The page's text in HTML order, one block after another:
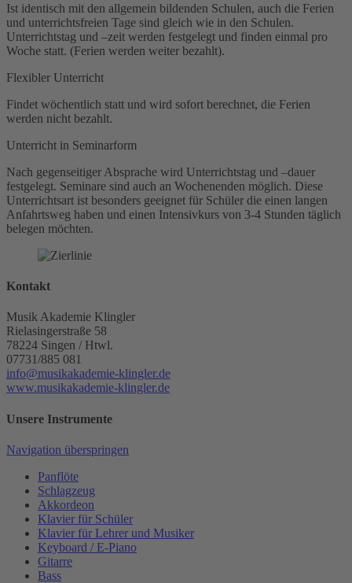
Ist identisch mit den allgemein bildenden Schulen, auch die Ferien
und unterrichtsfreien Tage sind gleich wie in den Schulen.
Unterrichtstag und –zeit werden festgelegt und finden einmal pro
Woche statt. (Ferien werden weiter bezahlt).
Flexibler Unterricht
Findet wöchentlich statt und wird sofort berechnet, die Ferien
werden nicht bezahlt.
Unterricht in Seminarform
Nach gegenseitiger Absprache wird Unterrichtstag und –dauer
festgelegt. Seminare sind auch an Wochenenden möglich. Diese
Unterrichtsart ist besonders geeignet für Schüler die einen langen
Anfahrtsweg haben und einen Intensivkurs von 3-4 Stunden täglich
belegen möchten.
Kontakt
Musik Akademie Klingler
Rielasingerstraße 58
78224 Singen / Htwl.
07731/885 081
info@musikakademie-klingler.de
www.musikakademie-klingler.de
Unsere Instrumente
Navigation überspringen
Panflöte
Schlagzeug
Akkordeon
Klavier für Schüler
Klavier für Lehrer und Musiker
Keyboard / E-Piano
Gitarre
Bass